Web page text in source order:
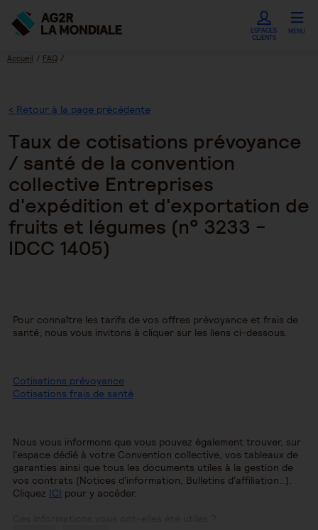
ESPACES
CLIENTS
MENU
Accueil
FAQ
< Retour à la page précédente
Taux de cotisations prévoyance
/ santé de la convention
collective Entreprises
d'expédition et d'exportation de
fruits et légumes (n° 3233 -
IDCC 1405)
Pour connaître les tarifs de vos offres prévoyance et frais de
santé, nous vous invitons à cliquer sur les liens ci-dessous.
Cotisations prévoyance
Cotisations frais de santé
Nous vous informons que vous pouvez également trouver, sur
l'espace dédié à votre Convention collective, vos tableaux de
garanties ainsi que tous les documents utiles à la gestion de
vos contrats (Notices d'information, Bulletins d'affiliation…).
Cliquez ICI pour y accéder.